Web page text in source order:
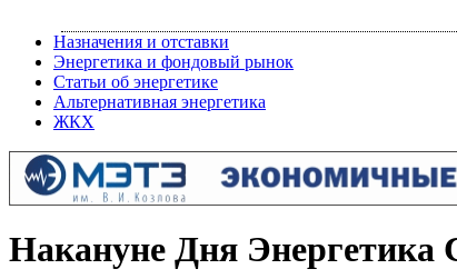
Назначения и отставки
Энергетика и фондовый рынок
Статьи об энергетике
Альтернативная энергетика
ЖКХ
Накануне Дня Энергетика